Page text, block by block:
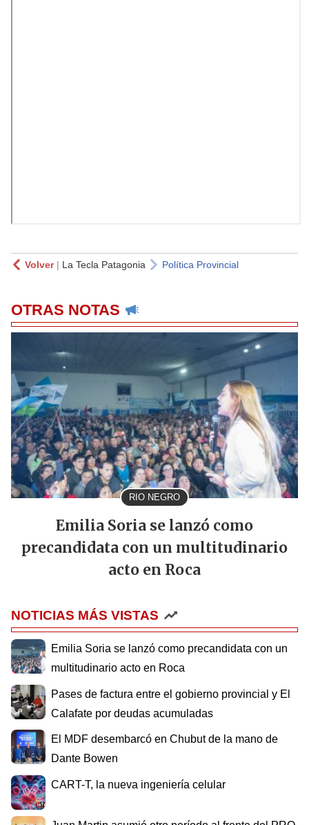
Volver| La Tecla Patagonia Política Provincial
OTRAS NOTAS
RIO NEGRO
Emilia Soria se lanzó como
precandidata con un multitudinario
acto en Roca
NOTICIAS MÁS VISTAS
Emilia Soria se lanzó como precandidata con un
multitudinario acto en Roca
Pases de factura entre el gobierno provincial y El
Calafate por deudas acumuladas
El MDF desembarcó en Chubut de la mano de
Dante Bowen
CART-T, la nueva ingeniería celular